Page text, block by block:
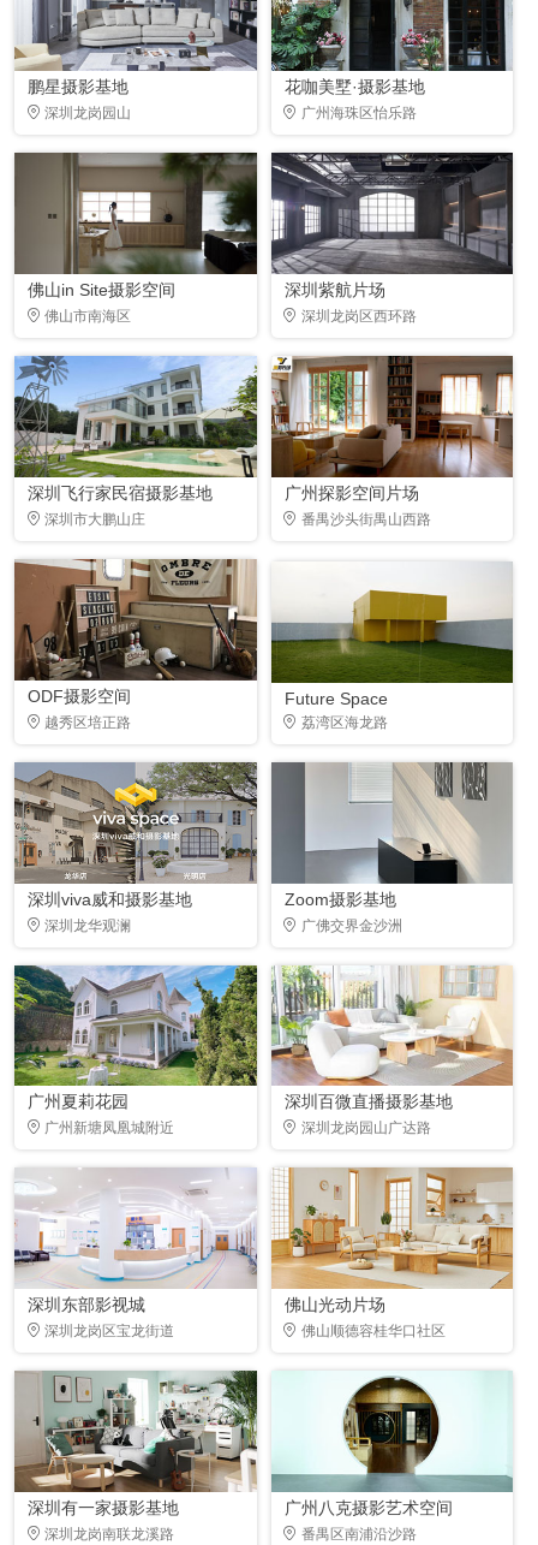
鹏星摄影基地
深圳龙岗园山
花咖美墅·摄影基地
广州海珠区怡乐路
佛山in Site摄影空间
佛山市南海区
深圳紫航片场
深圳龙岗区西环路
深圳飞行家民宿摄影基地
深圳市大鹏山庄
广州探影空间片场
番禺沙头街禺山西路
ODF摄影空间
越秀区培正路
Future Space
荔湾区海龙路
深圳viva威和摄影基地
深圳龙华观澜
Zoom摄影基地
广佛交界金沙洲
广州夏莉花园
广州新塘凤凰城附近
深圳百微直播摄影基地
深圳龙岗园山广达路
深圳东部影视城
深圳龙岗区宝龙街道
佛山光动片场
佛山顺德容桂华口社区
深圳有一家摄影基地
深圳龙岗南联龙溪路
广州八克摄影艺术空间
番禺区南浦沿沙路